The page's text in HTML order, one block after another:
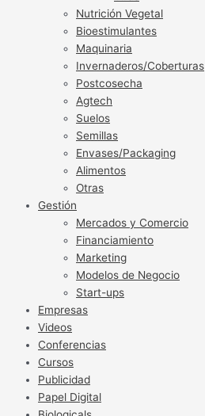
Nutrición Vegetal
Bioestimulantes
Maquinaria
Invernaderos/Coberturas
Postcosecha
Agtech
Suelos
Semillas
Envases/Packaging
Alimentos
Otras
Gestión
Mercados y Comercio
Financiamiento
Marketing
Modelos de Negocio
Start-ups
Empresas
Videos
Conferencias
Cursos
Publicidad
Papel Digital